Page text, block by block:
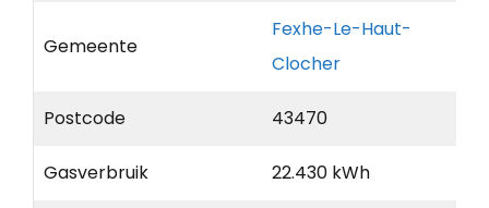
Gemeente
Fexhe-Le-Haut-
Clocher
Postcode 43470
Gasverbruik 22.430 kWh